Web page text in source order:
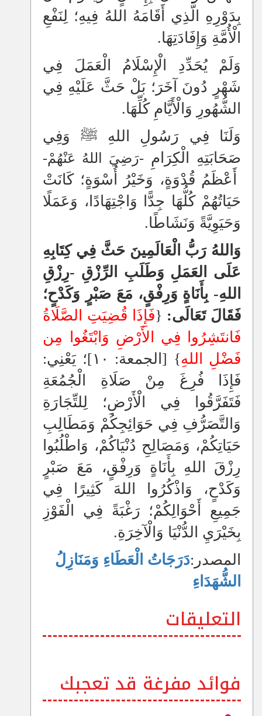
بِدَوْرِهِ الَّذِي أَقَامَهُ اللهُ فِيهِ؛ لِنَفْعِ
الْأُمَّةِ وَإِفَادَتِهَا.
وَلَمْ يُحَدِّدِ الْإِسْلَامُ الْعَمَلَ فِي
شَهْرٍ دُونَ آخَرَ؛ بَلْ حَثَّ عَلَيْهِ فِي
الشُّهُورِ وَالْأَيَّامِ كُلِّهَا.
وَلَنَا فِي رَسُولِ اللهِ ﷺ وَفِي
صَحَابَتِهِ الْكِرَامِ -رَضِيَ اللهُ عَنْهُمْ-
أَعْظَمُ قُدْوَةٍ، وَخَيْرُ أُسْوَةٍ؛ كَانَتْ
حَيَاتُهُمْ كُلُّهَا جِدًّا وَاجْتِهَادًا، وَعَمَلًا
وَحَيَوِيَّةً وَنَشَاطًا.
وَاللهُ رَبُّ الْعَالَمِينَ حَثَّ فِي كِتَابِهِ
عَلَى العَمَلِ وَطَلَبِ الرِّزْقِ -رِزْقِ
اللهِ- بِأَنَاةٍ وَرِفْقٍ، مَعَ صَبْرٍ وَكَدْحٍ؛
فَقَالَ تَعَالَى: {فَإِذَا قُضِيَتِ الصَّلَاةُ
فَانتَشِرُوا فِي الأَرْضِ وَابْتَغُوا مِن
فَضْلِ اللهِ
} [الجمعة: ١٠]؛ يَعْنِي:
فَإِذَا فُرِغَ مِنْ صَلَاةِ الْجُمُعَةِ
فَتَفَرَّقُوا فِي الْأَرْضِ؛ لِلتِّجَارَةِ
وَالتَّصَرُّفِ فِي حَوَائِجِكُمْ وَمَطَالِبِ
حَيَاتِكُمْ، وَمَصَالِحِ دُنْيَاكُمْ، وَاطْلُبُوا
رِزْقَ اللهِ بِأَنَاةٍ وَرِفْقٍ، مَعَ صَبْرٍ
وَكَدْحٍ، وَاذْكُرُوا اللهَ كَثِيرًا فِي
جَمِيعِ أَحْوَالِكُمْ؛ رَغْبَةً فِي الْفَوْزِ
بِخَيْرَيِ الدُّنْيَا وَالْآخِرَةِ.
المصدر:دَرَجَاتُ الْعَطَاءِ وَمَنَازِلُ
الشُّهَدَاءِ
التعليقات
فوائد مفرغة قد تعجبك